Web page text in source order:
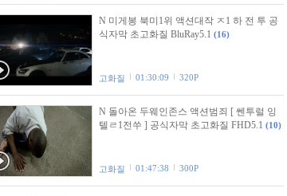
N 미게봉 북미1위 액션대작 ㅈ1 하 전 투 공
식자막 초고화질 BluRay5.1 (16)
고화질 01:30:09 320P
N 돌아온 두웨인존스 액션범죄 [ 쎈투럴 잉
텔ㄹ1전쑤 ] 공식자막 초고화질 FHD5.1 (10)
고화질 01:47:38 300P